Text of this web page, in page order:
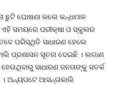
ଛୁଟି ଘୋଷଣା କଲେ କନ୍ଧମାଳ
ସମୟରେ ପରୀକ୍ଷା ଓ ସ୍କୁଲର
ପରିସ୍ଥିତି ସାଧାରଣ ହେଲେ
ପ୍ରଶାସନ ସୂଚନା ଦେଇଛି । ଲଗାଣ
ହେଉଥିବାରୁ ସାଧାରଣ ଜନତାଙ୍କୁ ସତର୍କ
ଅନ୍ୟପଟେ ଆସନ୍ତାକାଲି